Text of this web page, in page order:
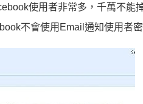
使用者非常多，千萬不能
不會使用Email通知使用者